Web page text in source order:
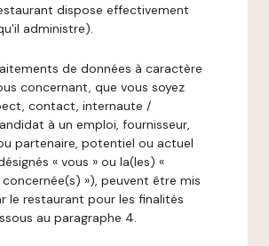
dispose effectivement
administre).
de données à caractère
concernant, que vous soyez
contact, internaute /
à un emploi, fournisseur,
partenaire, potentiel ou actuel
« vous » ou la(les) «
»), peuvent être mis
le restaurant pour les finalités
au paragraphe 4.